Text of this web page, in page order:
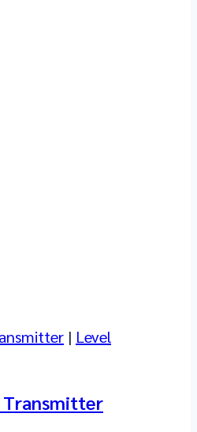
| Level
Transmitter